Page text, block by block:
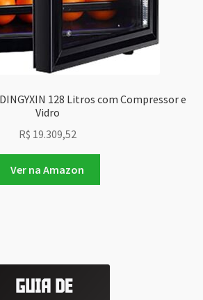
128 Litros com Compressor e
Vidro
R$ 19.309,52
Ver na Amazon